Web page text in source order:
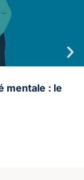
mentale : le